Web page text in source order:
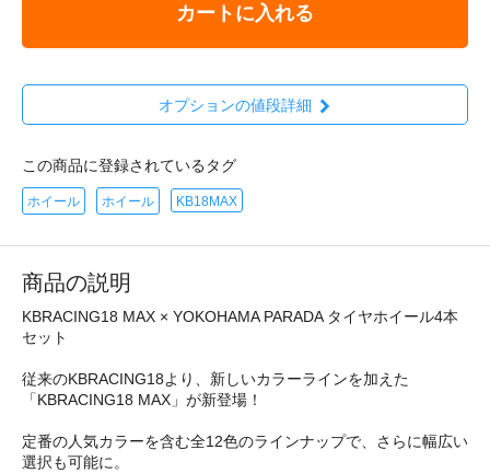
カートに入れる
オプションの値段詳細
この商品に登録されているタグ
ホイール ホイール KB18MAX
商品の説明
KBRACING18 MAX × YOKOHAMA PARADA タイヤホイール4本
セット
従来のKBRACING18より、新しいカラーラインを加えた
「KBRACING18 MAX」が新登場！
定番の人気カラーを含む全12色のラインナップで、さらに幅広い
選択も可能に。